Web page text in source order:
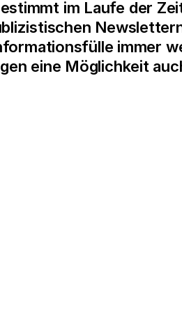
im Laufe der
immer
eine Möglichkeit